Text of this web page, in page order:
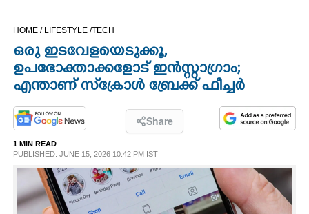
OPINION
PHOTOS
LIFESTYLE
SPIRITUAL
HOME / LIFESTYLE /TECH
ഒരു ഇടവേളയെടുക്കൂ,
ഉപഭോക്താക്കളോട് ഇന്‍സ്റ്റാഗ്രാം;
എന്താണ് സ്‌ക്രോള്‍ ബ്രേക്ക് ഫീച്ചര്‍
Share
1 MIN READ
PUBLISHED: JUNE 15, 2026 10:42 PM IST